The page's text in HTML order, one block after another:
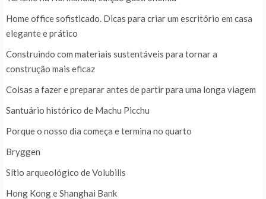
Home office sofisticado. Dicas para criar um escritório em casa
elegante e prático
Construindo com materiais sustentáveis para tornar a
construção mais eficaz
Coisas a fazer e preparar antes de partir para uma longa viagem
Santuário histórico de Machu Picchu
Porque o nosso dia começa e termina no quarto
Bryggen
Sítio arqueológico de Volubilis
Hong Kong e Shanghai Bank